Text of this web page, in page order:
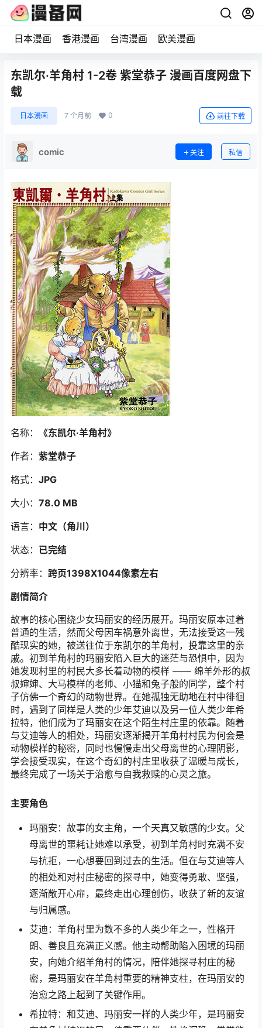
日本漫画 香港漫画 台湾漫画 欧美漫画
东凯尔·羊角村 1-2卷 紫堂恭子 漫画百度网盘下
载
日本漫画 7 个月前 0 前往下载
comic 关注 私信
名称： 《东凯尔·羊角村》
作者： 紫堂恭子
格式： JPG
大小： 78.0 MB
语言： 中文（角川）
状态： 已完结
分辨率： 跨页1398X1044像素左右
剧情简介
故事的核心围绕少女玛丽安的经历展开。玛丽安原本过着
普通的生活，然而父母因车祸意外离世，无法接受这一残
酷现实的她，被送往位于东凯尔的羊角村，投靠这里的亲
戚。初到羊角村的玛丽安陷入巨大的迷茫与恐惧中，因为
她发现村里的村民大多长着动物的模样 —— 绵羊外形的叔
叔婶婶、大马模样的老师、小猫和兔子般的同学，整个村
子仿佛一个奇幻的动物世界。在她孤独无助地在村中徘徊
时，遇到了同样是人类的少年艾迪以及另一位人类少年希
拉特，他们成为了玛丽安在这个陌生村庄里的依靠。随着
与艾迪等人的相处，玛丽安逐渐揭开羊角村村民为何会是
动物模样的秘密，同时也慢慢走出父母离世的心理阴影，
学会接受现实，在这个奇幻的村庄里收获了温暖与成长，
最终完成了一场关于治愈与自我救赎的心灵之旅。
主要角色
玛丽安：故事的女主角，一个天真又敏感的少女。父
母离世的噩耗让她难以承受，初到羊角村时充满不安
与抗拒，一心想要回到过去的生活。但在与艾迪等人
的相处和对村庄秘密的探寻中，她变得勇敢、坚强，
逐渐敞开心扉，最终走出心理创伤，收获了新的友谊
与归属感。
艾迪：羊角村里为数不多的人类少年之一，性格开
朗、善良且充满正义感。他主动帮助陷入困境的玛丽
安，向她介绍羊角村的情况，陪伴她探寻村庄的秘
密，是玛丽安在羊角村重要的精神支柱，在玛丽安的
治愈之路上起到了关键作用。
希拉特：和艾迪、玛丽安一样的人类少年，是玛丽安